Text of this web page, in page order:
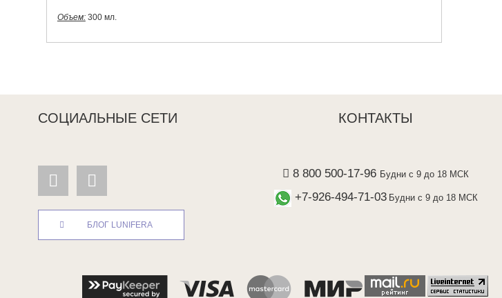
Объем:300 мл.
СОЦИАЛЬНЫЕ СЕТИ КОНТАКТЫ
БЛОГ LUNIFERA
8 800 500-17-96 Будни с 9 до 18 МСК
+7-926-494-71-03 Будни с 9 до 18 МСК